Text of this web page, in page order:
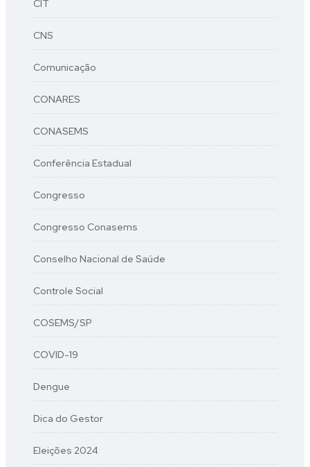
CIT
CNS
Comunicação
CONARES
CONASEMS
Conferência Estadual
Congresso
Congresso Conasems
Conselho Nacional de Saúde
Controle Social
COSEMS/SP
COVID-19
Dengue
Dica do Gestor
Eleições 2024